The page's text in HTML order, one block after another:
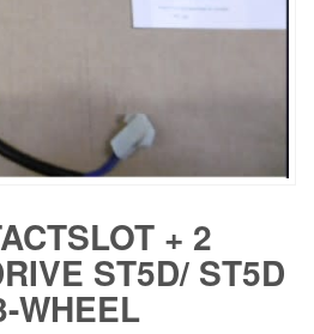
+ 2
ST5D/ ST5D
WHEEL